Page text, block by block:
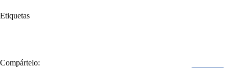
Etiquetas
Compártelo: